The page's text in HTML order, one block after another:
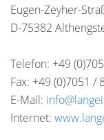
Eugen-Zeyher-
D-75382
Telefon: +49
Fax: +49 (0)7051 /
E-Mail:
Internet: